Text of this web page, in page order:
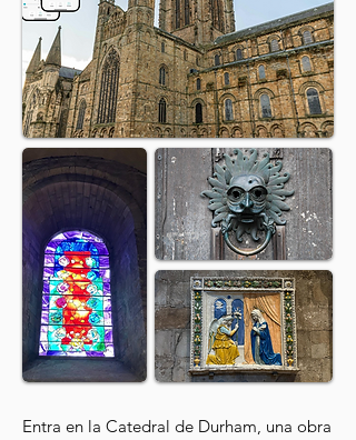
Entra en la Catedral de Durham, una obra